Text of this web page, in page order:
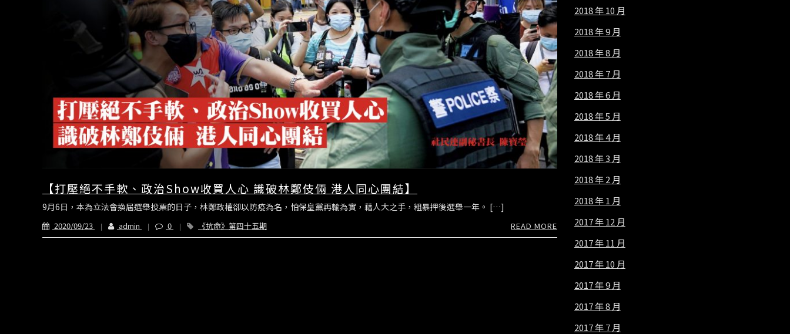
【打壓絕不手軟、政治Show收買人心 識破林鄭伎倆 港人同心團結】
9月6日，本為立法會換屆選舉投票的日子，林鄭政權卻以防疫為名，怕保皇黨再輸為實，藉人大之手，粗暴押後選舉一年。 […]
2020/09/23 admin 0 《抗命》第四十五期 READ MORE
2018 年 10 月
2018 年 9 月
2018 年 8 月
2018 年 7 月
2018 年 6 月
2018 年 5 月
2018 年 4 月
2018 年 3 月
2018 年 2 月
2018 年 1 月
2017 年 12 月
2017 年 11 月
2017 年 10 月
2017 年 9 月
2017 年 8 月
2017 年 7 月